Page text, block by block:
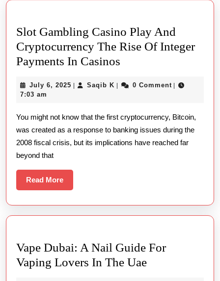
Slot Gambling Casino Play And
Cryptocurrency The Rise Of Integer
Payments In Casinos
Casino
And
Cryptocurrency
The
Payments
July 6, 2025 July
| Saqib K Saqib
| 0 Comment |
7:03 am
You might not know that the first cryptocurrency, Bitcoin,
was created as a response to banking issues during the
2008 fiscal crisis, but its implications have reached far
beyond that
Read MoreRead
More
Vape Dubai: A Nail Guide For
Vaping Lovers In The UaeVape